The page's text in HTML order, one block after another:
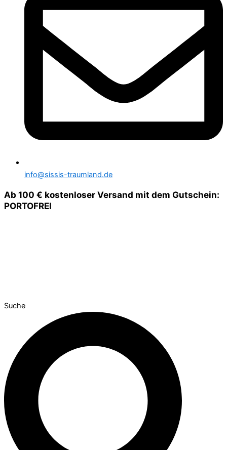
info@sissis-traumland.de
Ab 100 € kostenloser Versand mit dem Gutschein:
PORTOFREI
Suche